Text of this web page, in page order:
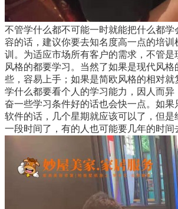
不管学什么都不可能一时就能把什么都学
容的话，建议你要去知名度高一点的培训
训。为适应市场所有客户的需求，不管是
风格的都要学习。当然了如果是现代风格
些，容易上手；如果是简欧风格的相对就
学什么都要看个人的学习能力，因人而异
奋一些学习条件好的话也会快一点。如果
软件的话，几个星期就应该可以了，但是
一段时间了，有的人也可能要几年的时间